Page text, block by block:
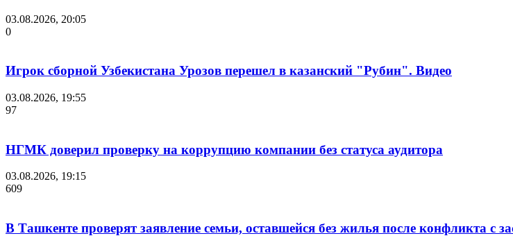
03.08.2026, 20:05
0
Игрок сборной Узбекистана Урозов перешел в казанский "Рубин". Видео
03.08.2026, 19:55
97
НГМК доверил проверку на коррупцию компании без статуса аудитора
03.08.2026, 19:15
609
В Ташкенте проверят заявление семьи, оставшейся без жилья после конфликта с